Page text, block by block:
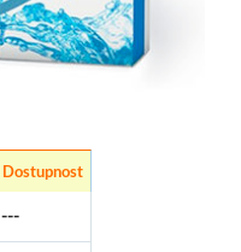
Dostupnost
---